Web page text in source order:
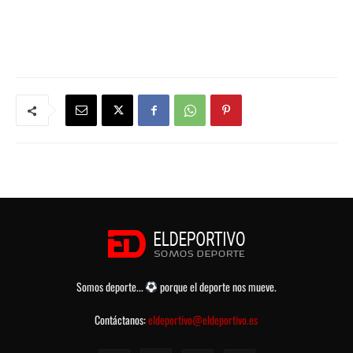
Somos deporte...
porque el deporte nos mueve.
Contáctanos:eldeportivo@eldeportivo.es